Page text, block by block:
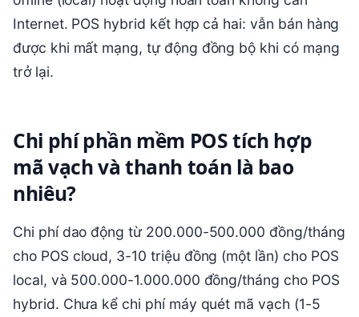
Internet. POS hybrid kết hợp cả hai: vẫn bán hàng
được khi mất mạng, tự động đồng bộ khi có mạng
trở lại.
Chi phí phần mềm POS tích hợp
mã vạch và thanh toán là bao
nhiêu?
Chi phí dao động từ 200.000-500.000 đồng/tháng
cho POS cloud, 3-10 triệu đồng (một lần) cho POS
local, và 500.000-1.000.000 đồng/tháng cho POS
hybrid. Chưa kể chi phí máy quét mã vạch (1-5